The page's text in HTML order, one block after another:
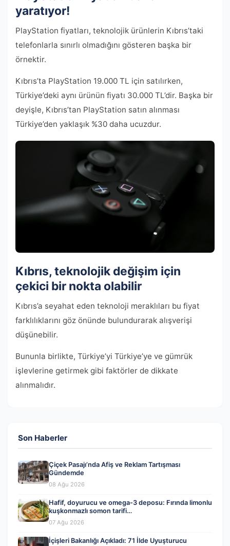
yaratıyor!
PlayStation fiyatları, teknolojik ürünlerin Kıbrıs’taki
telefonlarla sınırlı olmadığını gösteren başka bir
örnektir.
Kıbrıs’ta PlayStation 19.000 TL için satılırken,
Türkiye’deki aynı ürünün fiyatı 30.000 TL’dir. Başka bir
deyişle, Kıbrıs’tan PlayStation satın alınması
Türkiye’den yaklaşık %30 daha ucuzdur.
Kıbrıs, teknolojik değişim için
çekici bir nokta olabilir
Kıbrıs’a seyahat eden teknoloji meraklıları bu fiyat
farklılıklarını göz önünde bulundurarak alışverişi
düşünebilir.
Bununla birlikte, Türkiye’yi Türkiye’ye ve gümrük
işlevlerine getirmek gibi faktörler de dikkate
alınmalıdır.
Son Haberler
Çiçek Pasajı’nda Afiş ve Reklam Tartışması
Gündemde
08 Ağu 2026
Hafif, doyurucu ve omega-3 deposu: Fırında limonlu
kuşkonmazlı somon tarifi…
07 Ağu 2026
İçişleri Bakanlığı Açıkladı: 71 İlde Uyuşturucu